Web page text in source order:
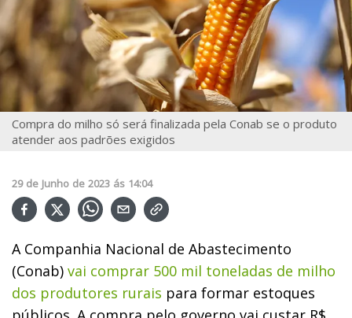
Compra do milho só será finalizada pela Conab se o produto
atender aos padrões exigidos
29 de Junho de 2023 ás 14:04
A Companhia Nacional de Abastecimento
(Conab) vai comprar 500 mil toneladas de milho
dos produtores rurais para formar estoques